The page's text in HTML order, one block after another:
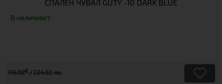
СПАЛЕН ЧУВАЛ GUTY -10 DARK BLUE
В наличност
115.00€ 224.92 лв.